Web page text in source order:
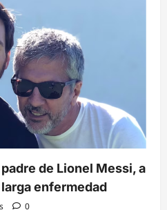
de Lionel Messi, a
enfermedad
0